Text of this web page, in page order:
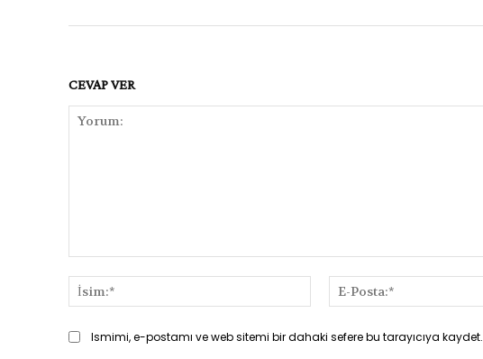
CEVAP VER
İsim:*
Ismimi, e-postamı ve web sitemi bir dahaki sefere bu tarayıcıya kaydet.